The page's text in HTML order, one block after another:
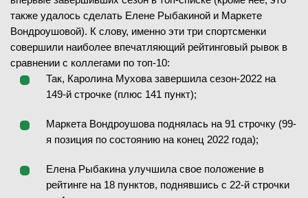
также удалось сделать Елене Рыбакиной и Маркете
Вондроушовой). К слову, именно эти три спортсменки
совершили наиболее впечатляющий рейтинговый рывок в
сравнении с коллегами по топ-10:
Так, Каролина Мухова завершила сезон-2022 на
149-й строчке (плюс 141 пункт);
Маркета Вондроушова поднялась на 91 строчку (99-
я позиция по состоянию на конец 2022 года);
Елена Рыбакина улучшила свое положение в
рейтинге на 18 пунктов, поднявшись с 22-й строчки